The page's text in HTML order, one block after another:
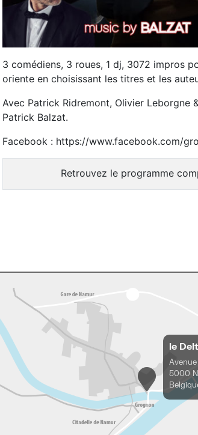
3 comédiens, 3 roues, 1 dj, 3072 impros
oriente en choisissant les titres et les
Avec Patrick Ridremont, Olivier Leborgne
Patrick Balzat.
Facebook : https://www.facebook.com/
Retrouvez le programme
le
5000